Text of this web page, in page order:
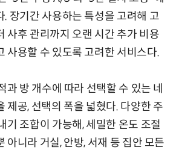
. 장기간 사용하는 특성을 고려해 고
사후 관리까지 오랜 시간 추가 비용
사용할 수 있도록 고려한 서비스다.
과 방 개수에 따라 선택할 수 있는 네
제공, 선택의 폭을 넓혔다. 다양한 주
기 조합이 가능해, 세밀한 온도 조절
아니라 거실, 안방, 서재 등 집안 모든